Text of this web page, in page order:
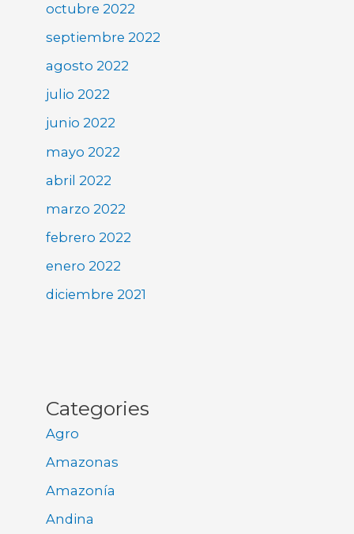
octubre 2022
septiembre 2022
agosto 2022
julio 2022
junio 2022
mayo 2022
abril 2022
marzo 2022
febrero 2022
enero 2022
diciembre 2021
Categories
Agro
Amazonas
Amazonía
Andina